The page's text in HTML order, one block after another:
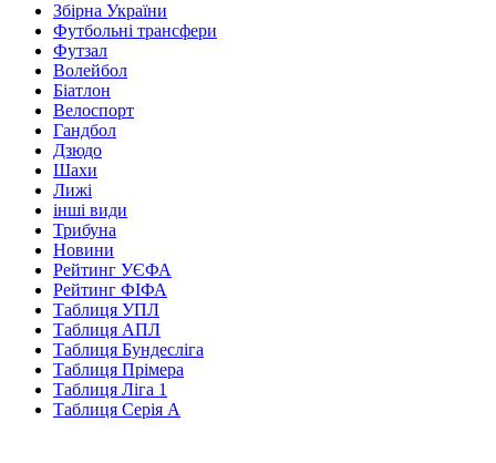
Збірна України
Футбольні трансфери
Футзал
Волейбол
Біатлон
Велоспорт
Гандбол
Дзюдо
Шахи
Лижі
інші види
Трибуна
Новини
Рейтинг УЄФА
Рейтинг ФІФА
Таблиця УПЛ
Таблиця АПЛ
Таблиця Бундесліга
Таблиця Прімера
Таблиця Ліга 1
Таблиця Серія А